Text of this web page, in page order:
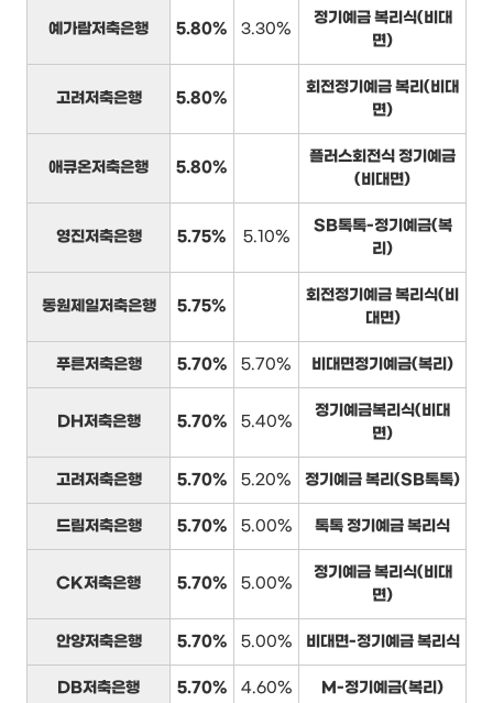
예가람저축은행 5.80% 3.30%
정기예금 복리식(비대
면)
고려저축은행 5.80%
회전정기예금 복리(비대
면)
애큐온저축은행 5.80%
플러스회전식 정기예금
(비대면)
영진저축은행 5.75% 5.10%
SB톡톡-정기예금(복
리)
동원제일저축은행 5.75%
회전정기예금 복리식(비
대면)
푸른저축은행 5.70% 5.70% 비대면정기예금(복리)
DH저축은행 5.70% 5.40%
정기예금복리식(비대
면)
고려저축은행 5.70% 5.20% 정기예금 복리(SB톡톡)
드림저축은행 5.70% 5.00% 톡톡 정기예금 복리식
CK저축은행 5.70% 5.00%
정기예금 복리식(비대
면)
안양저축은행 5.70% 5.00% 비대면-정기예금 복리식
DB저축은행 5.70% 4.60% M-정기예금(복리)